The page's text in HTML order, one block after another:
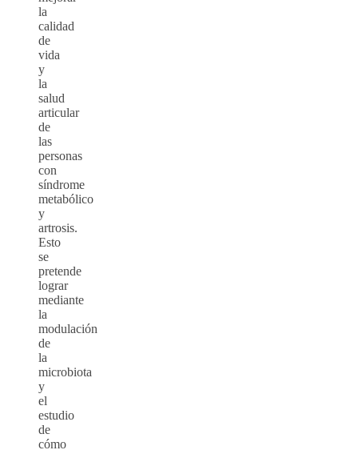
la
calidad
de
vida
y
la
salud
articular
de
las
personas
con
síndrome
metabólico
y
artrosis.
Esto
se
pretende
lograr
mediante
la
modulación
de
la
microbiota
y
el
estudio
de
cómo